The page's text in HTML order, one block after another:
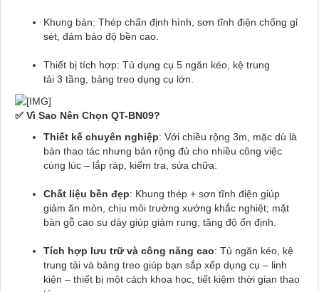
Khung bàn: Thép chấn định hình, sơn tĩnh điện chống gỉ
sét, đảm bảo độ bền cao.
Thiết bị tích hợp: Tủ dụng cụ 5 ngăn kéo, kệ trung
tải 3 tầng, bảng treo dụng cụ lớn.
✅ Vì Sao Nên Chọn QT-BN09?
Thiết kế chuyên nghiệp: Với chiều rộng 3m, mặc dù là
bàn thao tác nhưng bản rộng đủ cho nhiều công việc
cùng lúc – lắp ráp, kiểm tra, sửa chữa.
Chất liệu bền đẹp: Khung thép + sơn tĩnh điện giúp
giảm ăn mòn, chịu môi trường xưởng khắc nghiệt; mặt
bàn gỗ cao su dày giúp giảm rung, tăng độ ổn định.
Tích hợp lưu trữ và công năng cao: Tủ ngăn kéo, kệ
trung tải và bảng treo giúp bạn sắp xếp dụng cụ – linh
kiện – thiết bị một cách khoa học, tiết kiệm thời gian thao